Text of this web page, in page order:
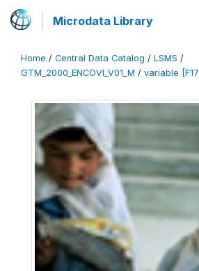
Microdata Library
Home / Central Data Catalog / LSMS /
GTM_2000_ENCOVI_V01_M / variable [F17]